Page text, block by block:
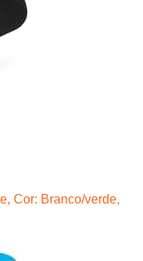
Cor: Branco/verde,